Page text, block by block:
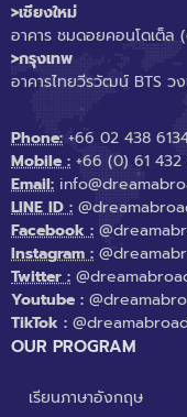
>เชียงใหม่
อาคาร ชมดอยคอนโดเต็ล
>กรุงเทพ
อาคารไทยวีรวัฒน์ BTS ว
Phone: +66 02 438
Mobile : +66 (0) 61 432
Email:
LINE ID :
Facebook :
Instagram :
Twitter :
Youtube :
TikTok :
OUR PROGRAM
เรียนภาษาอังกฤษ